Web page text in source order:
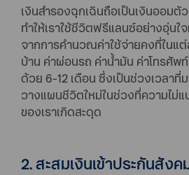
เงินสำรองฉุกเฉินถือเป็นเงินออมตั
ทำให้เราใช้ชีวิตฟรีแลนซ์อย่างอุ่นใ
จากการคำนวณค่าใช้จ่ายคงที่ในแต่
บ้าน ค่าผ่อนรถ ค่าน้ำมัน ค่าโทรศัพ
ด้วย 6-12 เดือน ซึ่งเป็นช่วงเวลาที่
วางแผนชีวิตใหม่ในช่วงที่ความไม่แ
ของเราเกิดสะดุด
2. สะสมเงินเข้าประกันสังค